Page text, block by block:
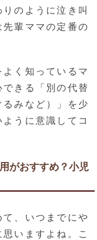
のように泣き叫
輩ママの定番の
く知っているマ
きる「別の代替
みなど）」を少
うに意識してコ
がおすすめ？小児
て、いつまでにや
いますよね。こ